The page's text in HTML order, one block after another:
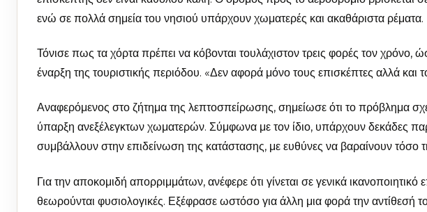
ενώ σε πολλά σημεία του νησιού υπάρχουν χωματερές και ακαθάριστα ρέματα.
Τόνισε πως τα χόρτα πρέπει να κόβονται τουλάχιστον τρεις φορές τον χρόνο,
έναρξη της τουριστικής περιόδου. «Δεν αφορά μόνο τους επισκέπτες αλλά και
Αναφερόμενος στο ζήτημα της λεπτοσπείρωσης, σημείωσε ότι το πρόβλημα
ύπαρξη ανεξέλεγκτων χωματερών. Σύμφωνα με τον ίδιο, υπάρχουν δεκάδες
συμβάλλουν στην επιδείνωση της κατάστασης, με ευθύνες να βαραίνουν τόσο
Για την αποκομιδή απορριμμάτων, ανέφερε ότι γίνεται σε γενικά ικανοποιητικό
θεωρούνται φυσιολογικές. Εξέφρασε ωστόσο για άλλη μια φορά την αντίθεσή